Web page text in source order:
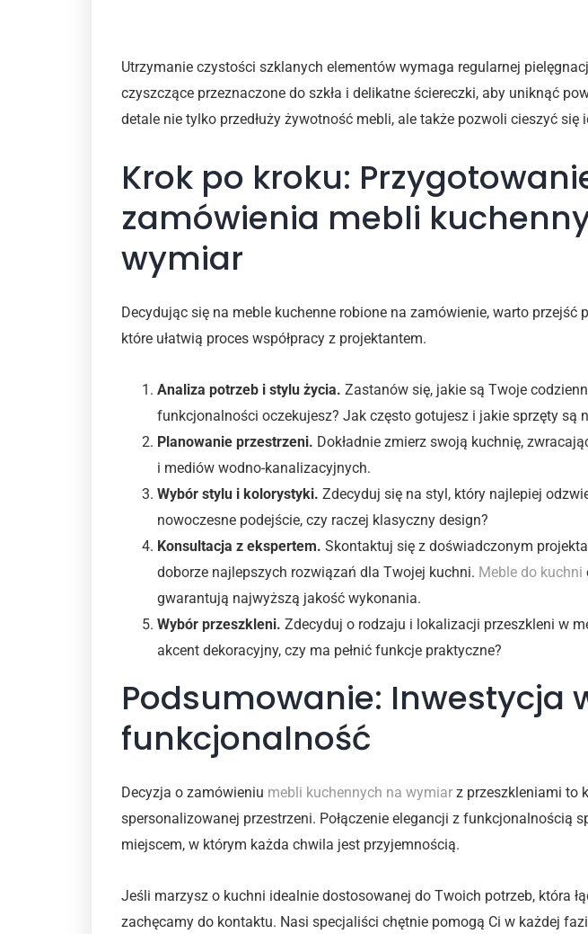
Utrzymanie czystości szklanych elementów wymaga regularnej
czyszczące przeznaczone do szkła i delikatne ściereczki, aby uniknąć
detale nie tylko przedłuży żywotność mebli, ale także pozwoli cieszyć się
Krok po kroku:
zamówienia mebli
wymiar
Decydując się na meble kuchenne robione na zamówienie, warto przejść
które ułatwią proces współpracy z projektantem.
Analiza potrzeb i stylu życia. Zastanów się, jakie są Twoje
funkcjonalności oczekujesz? Jak często gotujesz i jakie sprzęty są
Planowanie przestrzeni. Dokładnie zmierz swoją kuchnię,
i mediów wodno-kanalizacyjnych.
Wybór stylu i kolorystyki. Zdecyduj się na styl, który najlepiej
nowoczesne podejście, czy raczej klasyczny design?
Konsultacja z ekspertem. Skontaktuj się z doświadczonym
doborze najlepszych rozwiązań dla Twojej kuchni. Meble do kuchni
gwarantują najwyższą jakość wykonania.
Wybór przeszkleni. Zdecyduj o rodzaju i lokalizacji przeszkleni w
akcent dekoracyjny, czy ma pełnić funkcje praktyczne?
Podsumowanie: Inwestycja
funkcjonalność
Decyzja o zamówieniu mebli kuchennych na wymiar z przeszkleniami to
spersonalizowanej przestrzeni. Połączenie elegancji z funkcjonalnością
miejscem, w którym każda chwila jest przyjemnością.
Jeśli marzysz o kuchni idealnie dostosowanej do Twoich potrzeb, która
zachęcamy do kontaktu. Nasi specjaliści chętnie pomogą Ci w każdej